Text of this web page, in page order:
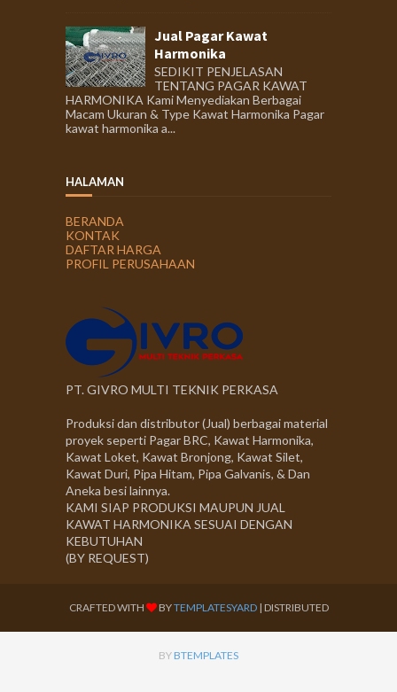
Jual Pagar Kawat
Harmonika
SEDIKIT PENJELASAN
TENTANG PAGAR KAWAT
HARMONIKA Kami Menyediakan Berbagai
Macam Ukuran & Type Kawat Harmonika Pagar
kawat harmonika a...
HALAMAN
BERANDA
KONTAK
DAFTAR HARGA
PROFIL PERUSAHAAN
PT. GIVRO MULTI TEKNIK PERKASA
Produksi dan distributor (Jual) berbagai material
proyek seperti Pagar BRC, Kawat Harmonika,
Kawat Loket, Kawat Bronjong, Kawat Silet,
Kawat Duri, Pipa Hitam, Pipa Galvanis, & Dan
Aneka besi lainnya.
KAMI SIAP PRODUKSI MAUPUN JUAL
KAWAT HARMONIKA SESUAI DENGAN
KEBUTUHAN
(BY REQUEST)
CRAFTED WITH BYTEMPLATESYARD| DISTRIBUTED
BY BTEMPLATES